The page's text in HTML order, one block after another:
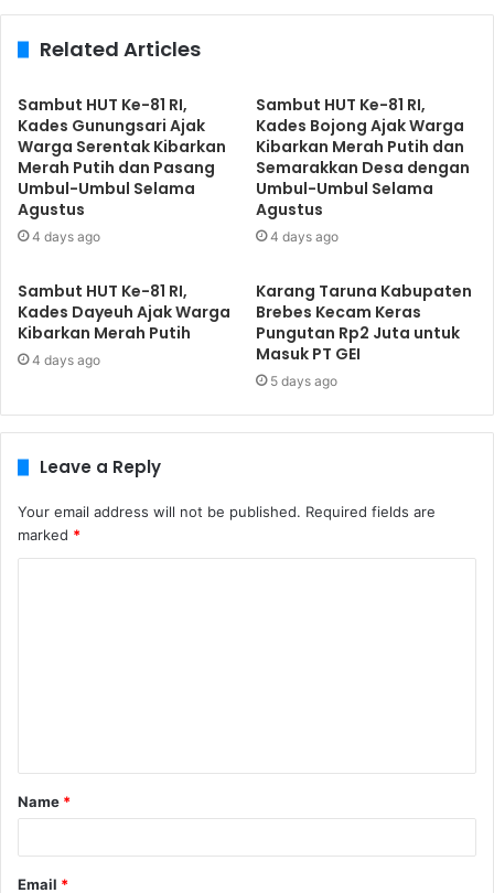
Related Articles
Sambut HUT Ke-81 RI,
Kades Gunungsari Ajak
Warga Serentak Kibarkan
Merah Putih dan Pasang
Umbul-Umbul Selama
Agustus
4 days ago
Sambut HUT Ke-81 RI,
Kades Bojong Ajak Warga
Kibarkan Merah Putih dan
Semarakkan Desa dengan
Umbul-Umbul Selama
Agustus
4 days ago
Sambut HUT Ke-81 RI,
Kades Dayeuh Ajak Warga
Kibarkan Merah Putih
4 days ago
​Karang Taruna Kabupaten
Brebes Kecam Keras
Pungutan Rp2 Juta untuk
Masuk PT GEI
5 days ago
Leave a Reply
Your email address will not be published. Required fields are
marked *
t
*
Name *
Email *